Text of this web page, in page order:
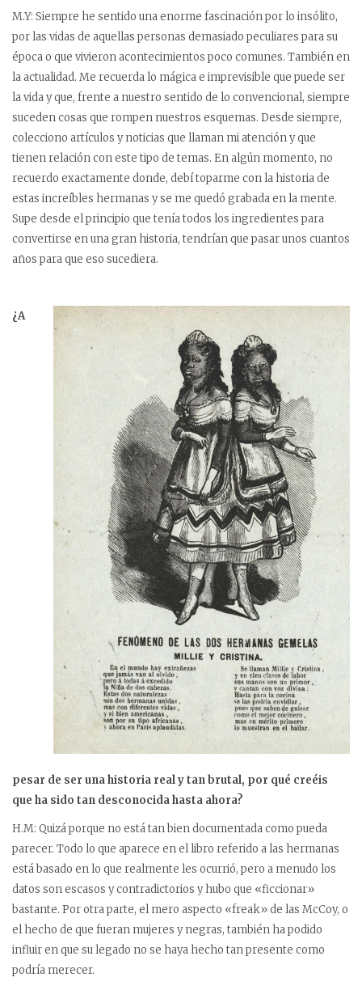
M.Y: Siempre he sentido una enorme fascinación por lo insólito,
por las vidas de aquellas personas demasiado peculiares para su
época o que vivieron acontecimientos poco comunes. También en
la actualidad. Me recuerda lo mágica e imprevisible que puede ser
la vida y que, frente a nuestro sentido de lo convencional, siempre
suceden cosas que rompen nuestros esquemas. Desde siempre,
colecciono artículos y noticias que llaman mi atención y que
tienen relación con este tipo de temas. En algún momento, no
recuerdo exactamente donde, debí toparme con la historia de
estas increíbles hermanas y se me quedó grabada en la mente.
Supe desde el principio que tenía todos los ingredientes para
convertirse en una gran historia, tendrían que pasar unos cuantos
años para que eso sucediera.
¿A
pesar de ser una historia real y tan brutal, por qué creéis
que ha sido tan desconocida hasta ahora?
H.M: Quizá porque no está tan bien documentada como pueda
parecer. Todo lo que aparece en el libro referido a las hermanas
está basado en lo que realmente les ocurrió, pero a menudo los
datos son escasos y contradictorios y hubo que «ficcionar»
bastante. Por otra parte, el mero aspecto «freak» de las McCoy, o
el hecho de que fueran mujeres y negras, también ha podido
influir en que su legado no se haya hecho tan presente como
podría merecer.